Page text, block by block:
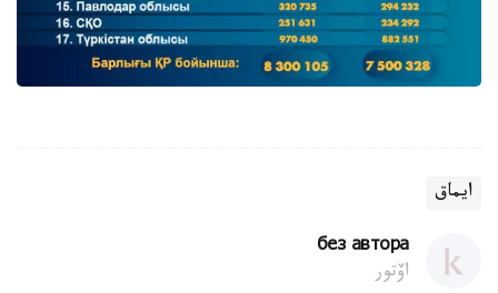
ايماق
без автора
اۆتور